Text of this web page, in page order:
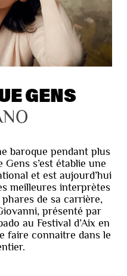
GENS
baroque pendant plus
Gens s’est établie une
et est aujourd’hui
meilleures interprètes
de sa carrière,
présenté par
au Festival d’Aix en
faire connaitre dans le